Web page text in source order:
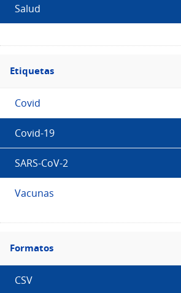
Salud
Filtro
Etiquetas
Etiquetas
Covid
Covid-19
SARS-CoV-2
Vacunas
Filtro
Formatos
Formatos
CSV